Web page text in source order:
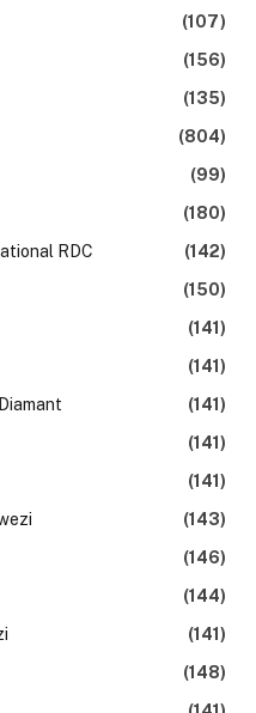
(107)
(156)
(135)
(804)
(99)
(180)
RDC
(142)
(150)
(141)
(141)
(141)
(141)
(141)
(143)
(146)
(144)
(141)
(148)